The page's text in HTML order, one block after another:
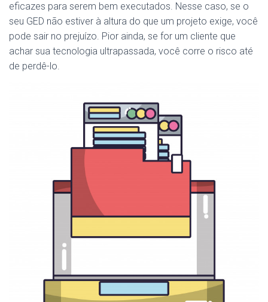
eficazes para serem bem executados. Nesse caso, se o
seu GED não estiver à altura do que um projeto exige, você
pode sair no prejuízo. Pior ainda, se for um cliente que
achar sua tecnologia ultrapassada, você corre o risco até
de perdê-lo.